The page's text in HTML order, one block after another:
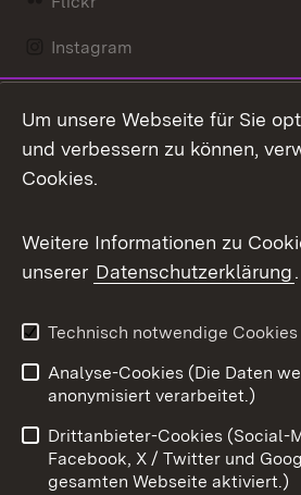
Instagram
Mastodon
Messenger
Social Wall
X / Twitter
Youtube
Benutzungshinweise
Datenschutz
Cookies
Um unsere Webseite für Sie
und verbessern zu können,
Cookies.
Weitere Informationen zu
unserer Datenschutzerklärung.
Technisch notwendige Cookies
Analyse-Cookies (Die Daten
anonymisiert verarbeitet.)
Drittanbieter-Cookies (Social-
Facebook, X / Twitter und
gesamten Webseite aktiviert.)